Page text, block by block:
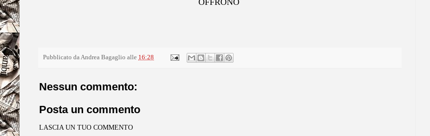
OFFRONO
Pubblicato da Andrea Bagaglio alle 16:28
Nessun commento:
Posta un commento
LASCIA UN TUO COMMENTO